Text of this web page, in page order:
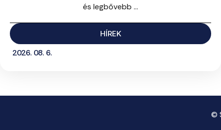
és legbővebb ...
HÍREK
2026. 08. 6.
©